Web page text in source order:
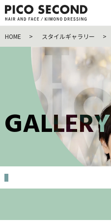
HOME スタイルギャラリー
GALLERY